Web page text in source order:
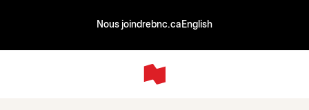
Nous joindrebnc.ca English